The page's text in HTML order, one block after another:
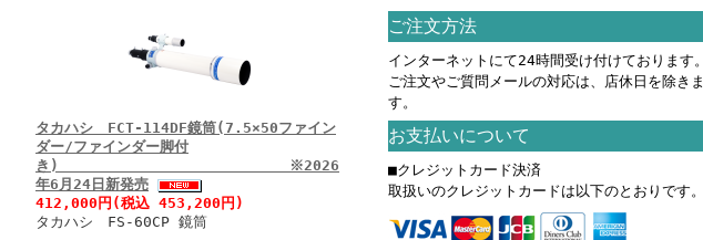
タカハシ FCT-114DF鏡筒(7.5×50ファイン
ダー/ファインダー脚付
き) ※2026
年6月24日新発売
412,000円(税込 453,200円)
タカハシ FS-60CP 鏡筒
ご注文方法
インターネットにて24時間受け付けております。
ご注文やご質問メールの対応は、店休日を除きま
す。
お支払いについて
■クレジットカード決済
取扱いのクレジットカードは以下のとおりです。